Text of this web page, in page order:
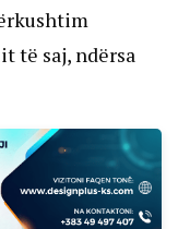
të saj, ndërsa